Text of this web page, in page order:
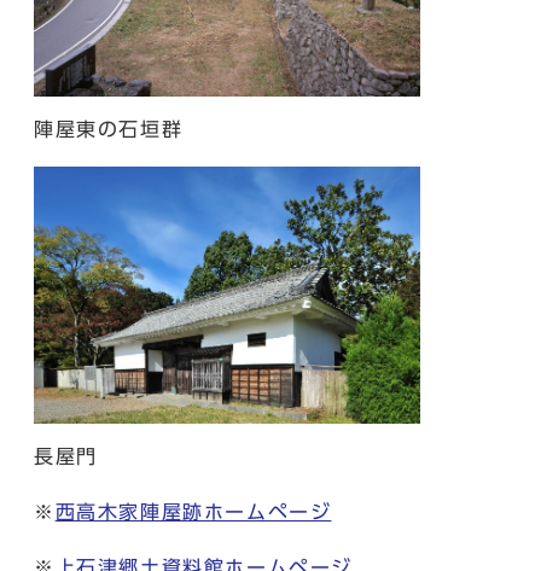
陣屋東の石垣群
長屋門
※ 西高木家陣屋跡ホームページ